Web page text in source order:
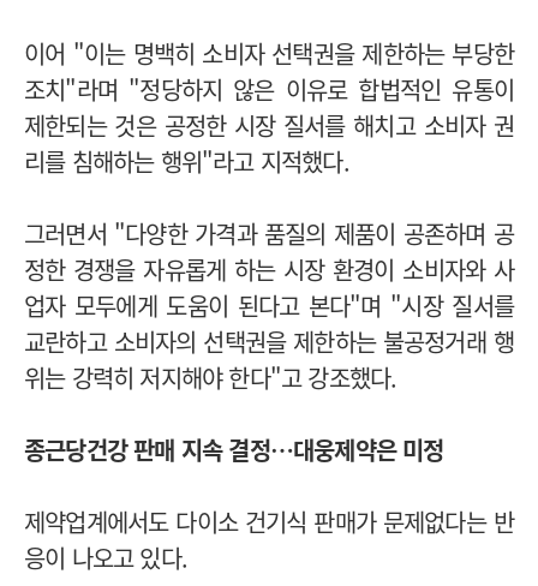
이어 "이는 명백히 소비자 선택권을 제한하는 부당한
조치"라며 "정당하지 않은 이유로 합법적인 유통이
제한되는 것은 공정한 시장 질서를 해치고 소비자 권
리를 침해하는 행위"라고 지적했다.
그러면서 "다양한 가격과 품질의 제품이 공존하며 공
정한 경쟁을 자유롭게 하는 시장 환경이 소비자와 사
업자 모두에게 도움이 된다고 본다"며 "시장 질서를
교란하고 소비자의 선택권을 제한하는 불공정거래 행
위는 강력히 저지해야 한다"고 강조했다.
종근당건강 판매 지속 결정…대웅제약은 미정
제약업계에서도 다이소 건기식 판매가 문제없다는 반
응이 나오고 있다.